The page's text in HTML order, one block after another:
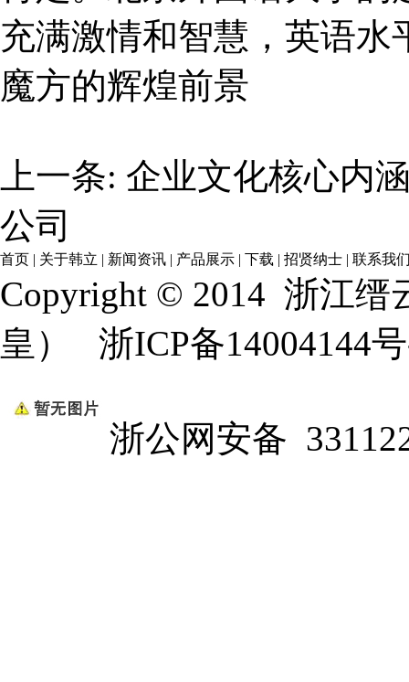
充满激情和智慧，英语
魔方的辉煌前景
上一条: 企业文化核心内
公司
首页 | 关于韩立 | 新闻资讯 | 产品展示 | 下载 | 招贤纳士 | 联系我
Copyright © 2014 浙江缙
皇）
浙ICP备14004144
浙公网安备